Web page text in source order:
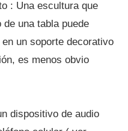
: Una escultura que
una tabla puede
un soporte decorativo
es menos obvio
dispositivo de audio